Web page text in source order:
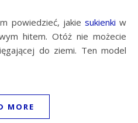
powiedzieć, jakie sukienki w
hitem. Otóż nie możecie
do ziemi. Ten model
MORE